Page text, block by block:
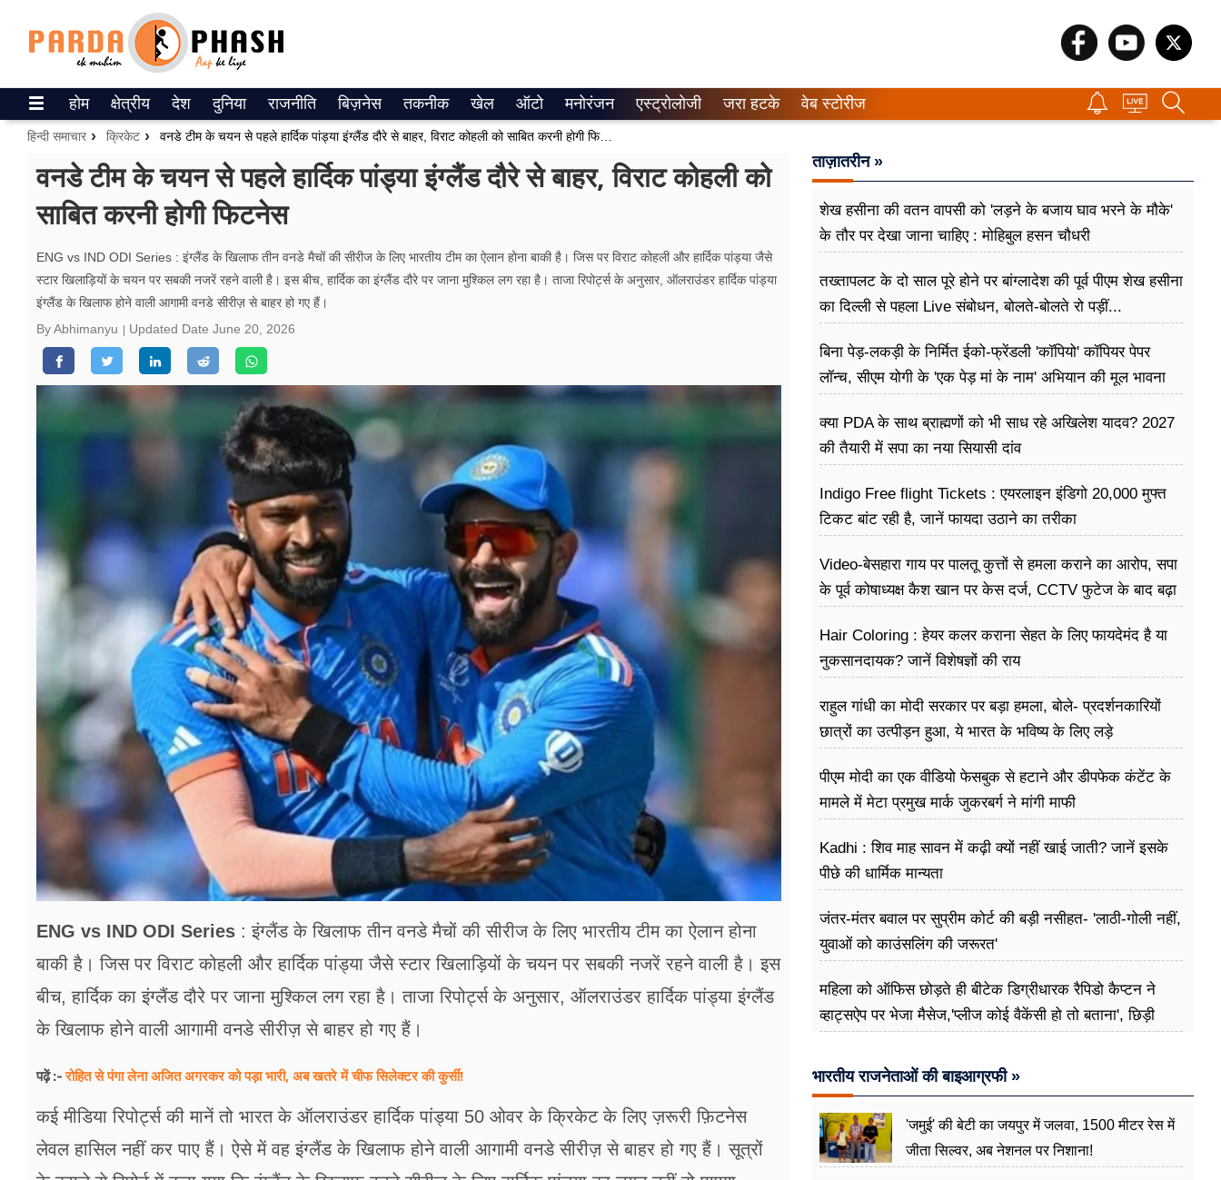
ePaper
वेब स्टोरीज
उत्तर प्रदेश
वीडियो
रिलेशनशिप
जीवन मंत्रा
अन्य खबरें
होम क्षेत्रीय देश दुनिया राजनीति बिज़नेस तकनीक खेल ऑटो मनोरंजन एस्ट्रोलोजी जरा हटके वेब स्टोरीज
हिन्दी समाचार क्रिकेट वनडे टीम के चयन से पहले हार्दिक पांड्या इंग्लैंड दौरे से बाहर, विराट कोहली को साबित करनी होगी फिटनेस
वनडे टीम के चयन से पहले हार्दिक पांड्या इंग्लैंड दौरे से बाहर, विराट कोहली को
साबित करनी होगी फिटनेस
ENG vs IND ODI Series : इंग्लैंड के खिलाफ तीन वनडे मैचों की सीरीज के लिए भारतीय टीम का ऐलान होना बाकी है। जिस पर विराट कोहली और हार्दिक पांड्या जैसे
स्टार खिलाड़ियों के चयन पर सबकी नजरें रहने वाली है। इस बीच, हार्दिक का इंग्लैंड दौरे पर जाना मुश्किल लग रहा है। ताजा रिपोर्ट्स के अनुसार, ऑलराउंडर हार्दिक पांड्या
इंग्लैंड के खिलाफ होने वाली आगामी वनडे सीरीज़ से बाहर हो गए हैं।
By Abhimanyu
Updated Date June 20, 2026
ENG vs IND ODI Series : इंग्लैंड के खिलाफ तीन वनडे मैचों की सीरीज के लिए भारतीय टीम का ऐलान होना
बाकी है। जिस पर विराट कोहली और हार्दिक पांड्या जैसे स्टार खिलाड़ियों के चयन पर सबकी नजरें रहने वाली है। इस
बीच, हार्दिक का इंग्लैंड दौरे पर जाना मुश्किल लग रहा है। ताजा रिपोर्ट्स के अनुसार, ऑलराउंडर हार्दिक पांड्या इंग्लैंड
के खिलाफ होने वाली आगामी वनडे सीरीज़ से बाहर हो गए हैं।
पढ़ें :-रोहित से पंगा लेना अजित अगरकर को पड़ा भारी, अब खतरे में चीफ सिलेक्टर की कुर्सी!
कई मीडिया रिपोर्ट्स की मानें तो भारत के ऑलराउंडर हार्दिक पांड्या 50 ओवर के क्रिकेट के लिए ज़रूरी फ़िटनेस
लेवल हासिल नहीं कर पाए हैं। ऐसे में वह इंग्लैंड के खिलाफ होने वाली आगामी वनडे सीरीज़ से बाहर हो गए हैं। सूत्रों
ताज़ातरीन »
शेख हसीना की वतन वापसी को 'लड़ने के बजाय घाव भरने के मौके'
के तौर पर देखा जाना चाहिए : मोहिबुल हसन चौधरी
तख्तापलट के दो साल पूरे होने पर बांग्लादेश की पूर्व पीएम शेख हसीना
का दिल्ली से पहला Live संबोधन, बोलते-बोलते रो पड़ीं...
बिना पेड़-लकड़ी के निर्मित ईको-फ्रेंडली 'कॉपियो' कॉपियर पेपर
लॉन्च, सीएम योगी के 'एक पेड़ मां के नाम' अभियान की मूल भावना
क्या PDA के साथ ब्राह्मणों को भी साध रहे अखिलेश यादव? 2027
की तैयारी में सपा का नया सियासी दांव
Indigo Free flight Tickets : एयरलाइन इंडिगो 20,000 मुफ्त
टिकट बांट रही है, जानें फायदा उठाने का तरीका
Video-बेसहारा गाय पर पालतू कुत्तों से हमला कराने का आरोप, सपा
के पूर्व कोषाध्यक्ष कैश खान पर केस दर्ज, CCTV फुटेज के बाद बढ़ा
Hair Coloring : हेयर कलर कराना सेहत के लिए फायदेमंद है या
नुकसानदायक? जानें विशेषज्ञों की राय
राहुल गांधी का मोदी सरकार पर बड़ा हमला, बोले- प्रदर्शनकारियों
छात्रों का उत्पीड़न हुआ, ये भारत के भविष्य के लिए लड़े
पीएम मोदी का एक वीडियो फेसबुक से हटाने और डीपफेक कंटेंट के
मामले में मेटा प्रमुख मार्क जुकरबर्ग ने मांगी माफी
Kadhi : शिव माह सावन में कढ़ी क्यों नहीं खाई जाती? जानें इसके
पीछे की धार्मिक मान्यता
जंतर-मंतर बवाल पर सुप्रीम कोर्ट की बड़ी नसीहत- 'लाठी-गोली नहीं,
युवाओं को काउंसलिंग की जरूरत'
महिला को ऑफिस छोड़ते ही बीटेक डिग्रीधारक रैपिडो कैप्टन ने
व्हाट्सऐप पर भेजा मैसेज,'प्लीज कोई वैकेंसी हो तो बताना', छिड़ी
भारतीय राजनेताओं की बाइआग्रफी »
'जमुई' की बेटी का जयपुर में जलवा, 1500 मीटर रेस में
जीता सिल्वर, अब नेशनल पर निशाना!